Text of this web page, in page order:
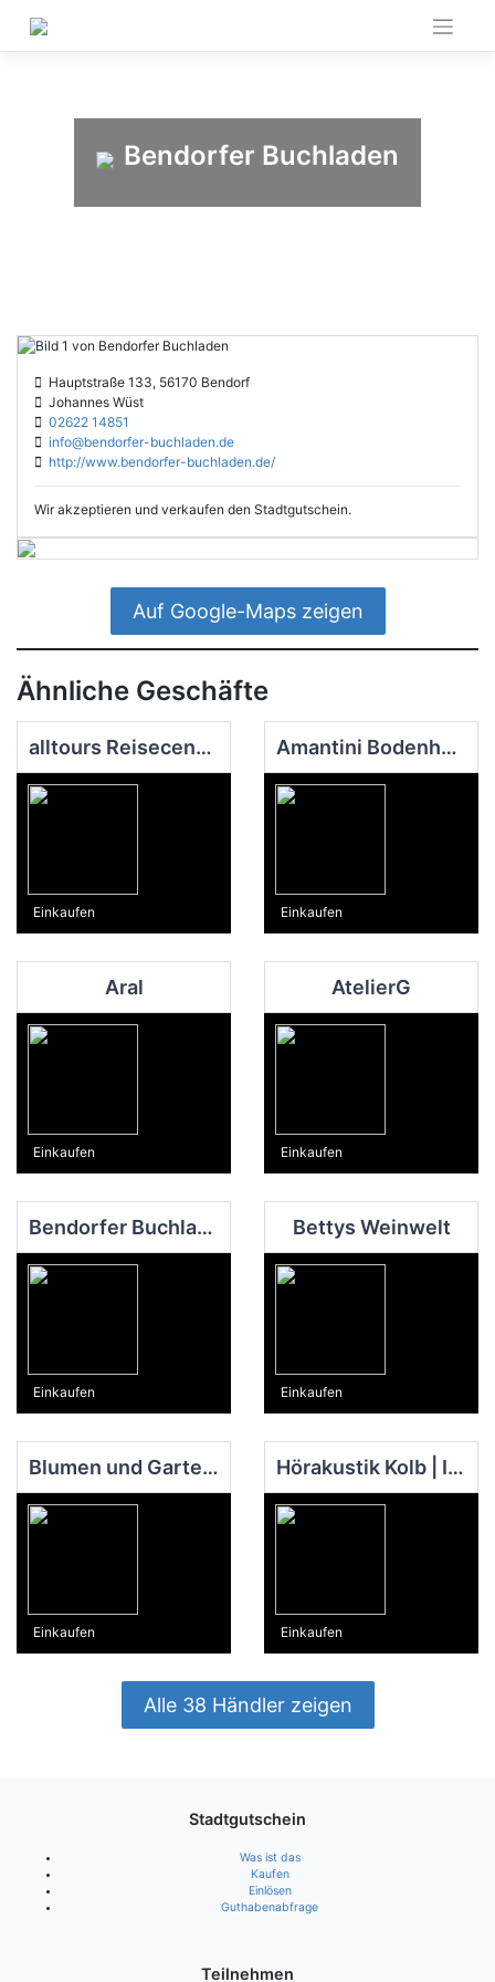
content
Bendorfer Buchladen
Hauptstraße 133, 56170 Bendorf
Johannes Wüst
02622 14851
info@bendorfer-buchladen.de
http://www.bendorfer-buchladen.de/
Wir akzeptieren und verkaufen den Stadtgutschein.
Auf Google-Maps zeigen
Ähnliche Geschäfte
alltours Reisecenter BENDORF
Einkaufen
Amantini Bodenhaus GmbH
Einkaufen
Aral
Einkaufen
AtelierG
Einkaufen
Bendorfer Buchladen
Einkaufen
Bettys Weinwelt
Einkaufen
Blumen und Garten Klaus Döring
Einkaufen
Hörakustik Kolb | Ihr Partner für Hörgeräte und Gehörschutz | Hörtest
Einkaufen
Alle 38 Händler zeigen
Stadtgutschein
Was ist das
Kaufen
Einlösen
Guthabenabfrage
Teilnehmen